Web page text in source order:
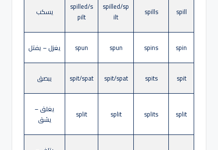
spill
spills
spilled/sp
ilt
spilled/s
pilt
يسكب
spin
spins
spun
spun يغزل – يفتل
spit
spits
spit/spat
spit/spat يبصق
split
splits
split
split
يغلق –
يشق